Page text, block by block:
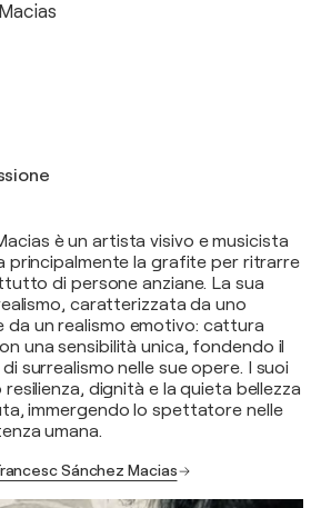
è un artista visivo e musicista
principalmente la grafite per ritrarre
di persone anziane. La sua
caratterizzata da uno
da un realismo emotivo: cattura
una sensibilità unica, fondendo il
surrealismo nelle sue opere. I suoi
dignità e la quieta bellezza
immergendo lo spettatore nelle
umana.
Sánchez Macias